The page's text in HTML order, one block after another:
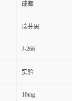
成都
瑞芬思
J-266
实验
10mg